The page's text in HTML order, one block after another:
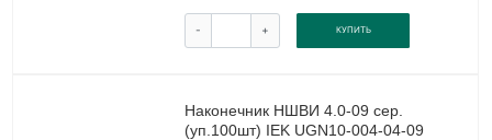
- + КУПИТЬ
Наконечник НШВИ 4.0-09 сер.
(уп.100шт) IEK UGN10-004-04-09